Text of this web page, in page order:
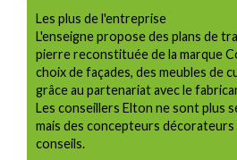
Les plus de l'entreprise
L'enseigne propose des plans de
pierre reconstituée de la marque
choix de façades, des meubles de
grâce au partenariat avec le
Les conseillers Elton ne sont plus
mais des concepteurs
conseils.